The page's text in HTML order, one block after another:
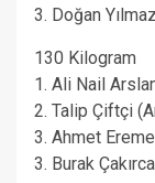
3. Doğan
130 Kilogram
1. Ali Nail
2. Talip Çiftçi
3. Ahmet
3. Burak